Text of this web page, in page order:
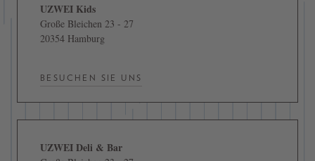
UZWEI Kids
Große Bleichen 23 - 27
20354 Hamburg
BESUCHEN SIE UNS
UZWEI Deli & Bar